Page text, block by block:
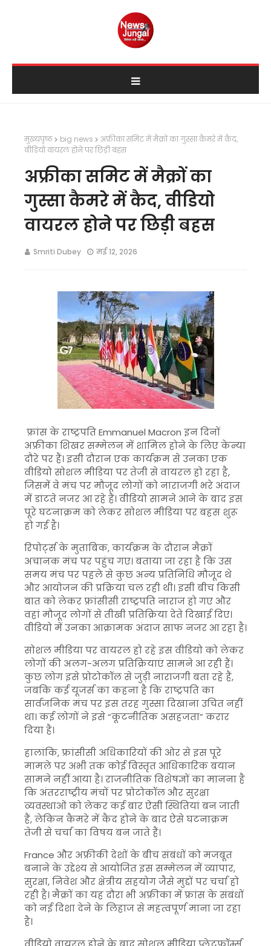
मुख्यपृष्ठ big news
अफ्रीका समिट में मैक्रों का गुस्सा कैमरे में कैद,
वीडियो वायरल होने पर छिड़ी बहस
अफ्रीका समिट में मैक्रों का
गुस्सा कैमरे में कैद, वीडियो
वायरल होने पर छिड़ी बहस
Smriti Dubey मई 12, 2026
फ्रांस के राष्ट्रपतिEmmanuel Macron इन दिनों
अफ्रीका शिखर सम्मेलन में शामिल होने के लिए केन्या
दौरे पर हैं। इसी दौरान एक कार्यक्रम से उनका एक
वीडियो सोशल मीडिया पर तेजी से वायरल हो रहा है,
जिसमें वे मंच पर मौजूद लोगों को नाराजगी भरे अंदाज
में डांटते नजर आ रहे हैं। वीडियो सामने आने के बाद इस
पूरे घटनाक्रम को लेकर सोशल मीडिया पर बहस शुरू
हो गई है।
रिपोर्ट्स के मुताबिक, कार्यक्रम के दौरान मैक्रों
अचानक मंच पर पहुंच गए। बताया जा रहा है कि उस
समय मंच पर पहले से कुछ अन्य प्रतिनिधि मौजूद थे
और आयोजन की प्रक्रिया चल रही थी। इसी बीच किसी
बात को लेकर फ्रांसीसी राष्ट्रपति नाराज हो गए और
वहां मौजूद लोगों से तीखी प्रतिक्रिया देते दिखाई दिए।
वीडियो में उनका आक्रामक अंदाज साफ नजर आ रहा है।
सोशल मीडिया पर वायरल हो रहे इस वीडियो को लेकर
लोगों की अलग-अलग प्रतिक्रियाएं सामने आ रही हैं।
कुछ लोग इसे प्रोटोकॉल से जुड़ी नाराजगी बता रहे हैं,
जबकि कई यूजर्स का कहना है कि राष्ट्रपति का
सार्वजनिक मंच पर इस तरह गुस्सा दिखाना उचित नहीं
था। कई लोगों ने इसे “कूटनीतिक असहजता” करार
दिया है।
हालांकि, फ्रांसीसी अधिकारियों की ओर से इस पूरे
मामले पर अभी तक कोई विस्तृत आधिकारिक बयान
सामने नहीं आया है। राजनीतिक विशेषज्ञों का मानना है
कि अंतरराष्ट्रीय मंचों पर प्रोटोकॉल और सुरक्षा
व्यवस्थाओं को लेकर कई बार ऐसी स्थितियां बन जाती
हैं, लेकिन कैमरे में कैद होने के बाद ऐसे घटनाक्रम
तेजी से चर्चा का विषय बन जाते हैं।
France और अफ्रीकी देशों के बीच संबंधों को मजबूत
बनाने के उद्देश्य से आयोजित इस सम्मेलन में व्यापार,
सुरक्षा, निवेश और क्षेत्रीय सहयोग जैसे मुद्दों पर चर्चा हो
रही है। मैक्रों का यह दौरा भी अफ्रीका में फ्रांस के संबंधों
को नई दिशा देने के लिहाज से महत्वपूर्ण माना जा रहा
है।